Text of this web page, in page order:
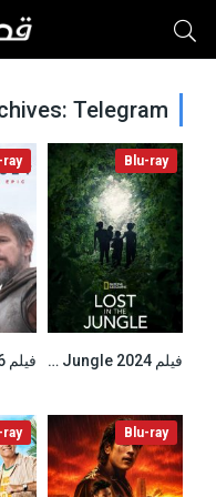
Telegram
6.4
Blu-ray
فيلم Lost in the Jungle 2024 مترجم
ray
Blu-ray
ray